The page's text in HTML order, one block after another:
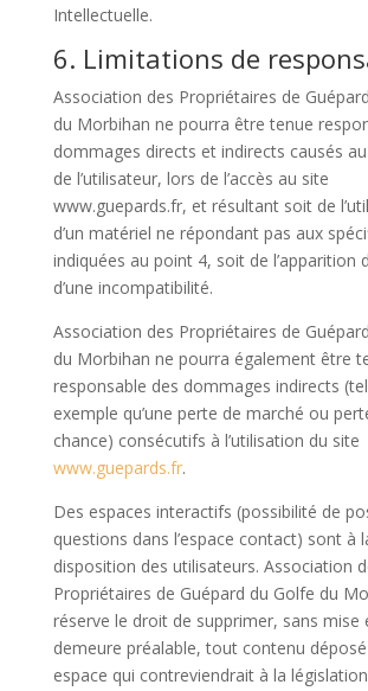
Intellectuelle.
6. Limitations de
Association des Propriétaires de
du Morbihan ne pourra être tenue
dommages directs et indirects causés
de l’utilisateur, lors de l’accès au site
www.guepards.fr, et résultant soit de
d’un matériel ne répondant pas aux
indiquées au point 4, soit de l’apparition
d’une incompatibilité.
Association des Propriétaires de
du Morbihan ne pourra également être
responsable des dommages indirects
exemple qu’une perte de marché ou
chance) consécutifs à l’utilisation du site
www.guepards.fr.
Des espaces interactifs (possibilité de
questions dans l’espace contact) sont à
disposition des utilisateurs. Association
Propriétaires de Guépard du Golfe du
réserve le droit de supprimer, sans mise
demeure préalable, tout contenu
espace qui contreviendrait à la